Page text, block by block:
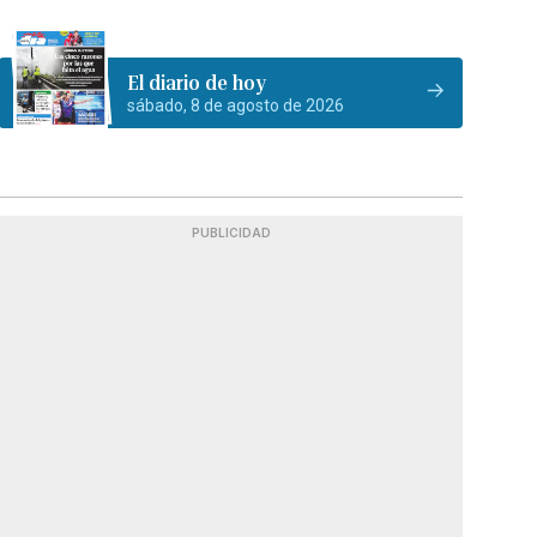
El diario de hoy
sábado, 8 de agosto de 2026
PUBLICIDAD